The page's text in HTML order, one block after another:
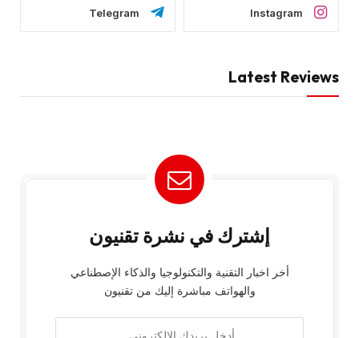
Instagram
Telegram
Latest Reviews
إشترك في نشرة تقنيون
أخر اخبار التقنية والتكنولوجيا والذكاء الإصطناعي
والهواتف مباشرة إليك من تقنيون